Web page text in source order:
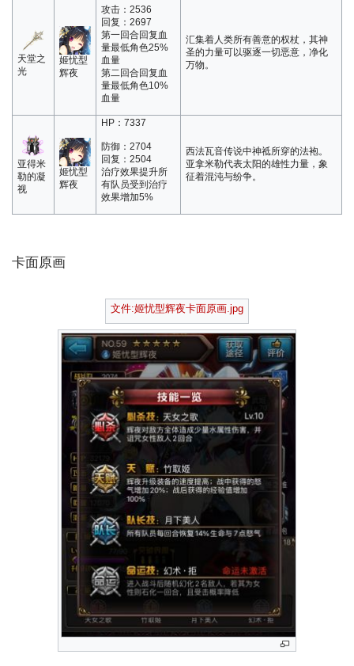
天堂之
光
姬忧型
辉夜
攻击：2536
回复：2697
第一回合回复血
量最低角色25%
血量
第二回合回复血
量最低角色10%
血量
汇集着人类所有善意的权杖，其神
圣的力量可以驱逐一切恶意，净化
万物。
亚得米
勒的凝
视
姬忧型
辉夜
HP：7337
防御：2704
回复：2504
治疗效果提升所
有队员受到治疗
效果增加5%
西法瓦音传说中神祗所穿的法袍。
亚拿米勒代表太阳的雄性力量，象
征着混沌与纷争。
卡面原画
文件:姬忧型辉夜卡面原画.jpg